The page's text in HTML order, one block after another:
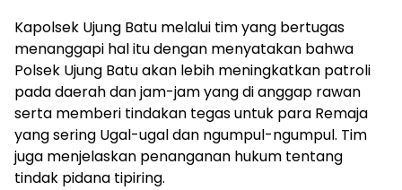
Kapolsek Ujung Batu melalui tim yang bertugas
menanggapi hal itu dengan menyatakan bahwa
Polsek Ujung Batu akan lebih meningkatkan patroli
pada daerah dan jam-jam yang di anggap rawan
serta memberi tindakan tegas untuk para Remaja
yang sering Ugal-ugal dan ngumpul-ngumpul. Tim
juga menjelaskan penanganan hukum tentang
tindak pidana tipiring.